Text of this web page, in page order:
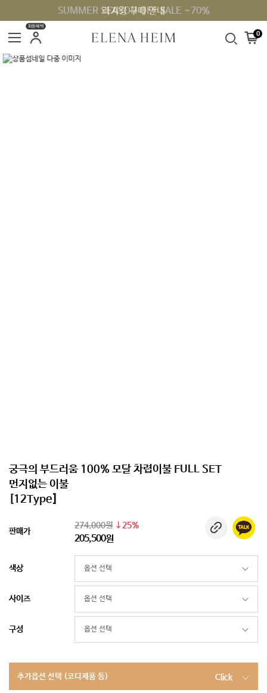
SUMMER SEASON OFF SALE ~70%
라지킹 구매 안내
회원혜택
0
궁극의 부드러움 100% 모달 차렵이불 FULL SET
먼지없는 이불
[12Type]
판매가
274,000원 25%
205,500원
색상
사이즈
구성
추가옵션 선택 (코디제품 등) Click